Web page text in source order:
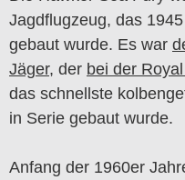
Jagdflugzeug, das
gebaut wurde. Es war
Jäger, der bei der
das schnellste
in Serie gebaut wurde.
Anfang der 1960er